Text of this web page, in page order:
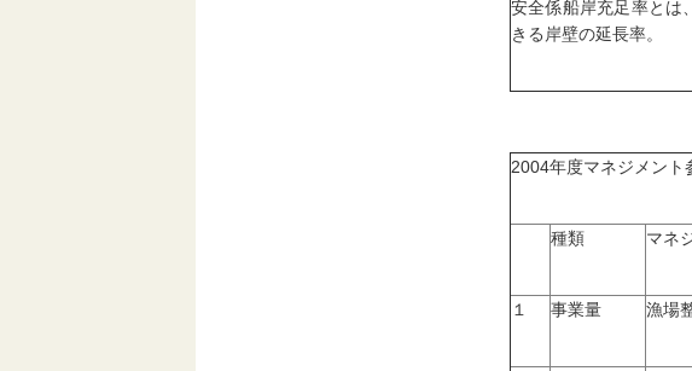
安全係船岸充足率とは
きる岸壁の延長率。
2004年度マネジメント
種類 マネ
１ 事業量 漁場